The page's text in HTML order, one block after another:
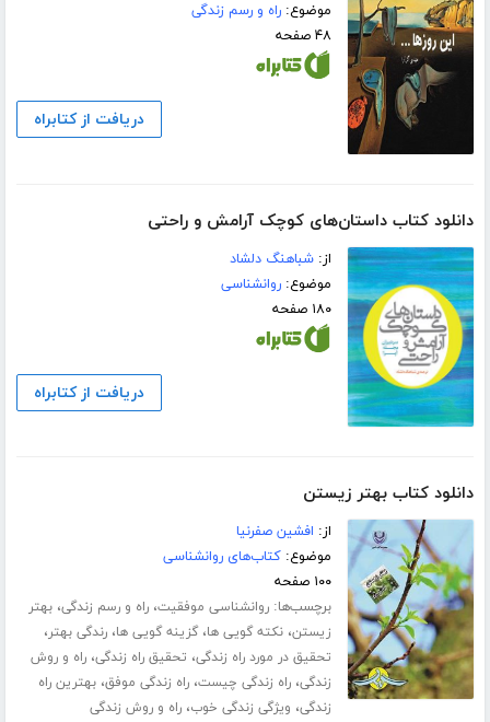
موضوع:راه و رسم زندگی
۴۸ صفحه
دریافت از کتابراه
دانلود کتاب داستان‌های کوچک آرامش و راحتی
از:شباهنگ دلشاد
موضوع:روانشناسی
۱۸۰ صفحه
دریافت از کتابراه
دانلود کتاب بهتر زیستن
از: افشین صفرنیا
موضوع:کتاب‌های روانشناسی
۱۰۰ صفحه
برچسب‌ها:روانشناسی موفقیت،راه و رسم زندگی،بهتر
زیستن،نکته گویی ها،گزینه گویی ها،رندگی بهتر،
تحقیق در مورد راه زندگی، تحقیق راه زندگی،راه و روش
زندگی،راه زندگی چیست،راه زندگی موفق،بهترین راه
زندگی، ویژگی زندگی خوب،راه و روش زندگی